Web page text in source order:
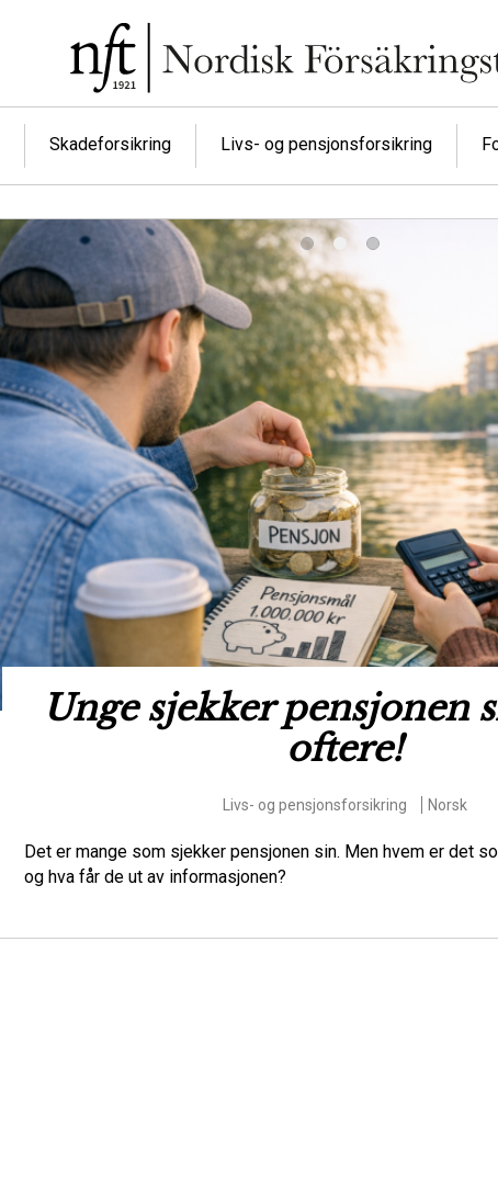
Skadeforsikring Livs- og pensjonsforsikring
Unge sjekker pensjonen
oftere!
Livs- og pensjonsforsikring Norsk
Det er mange som sjekker pensjonen sin. Men hvem er det
og hva får de ut av informasjonen?